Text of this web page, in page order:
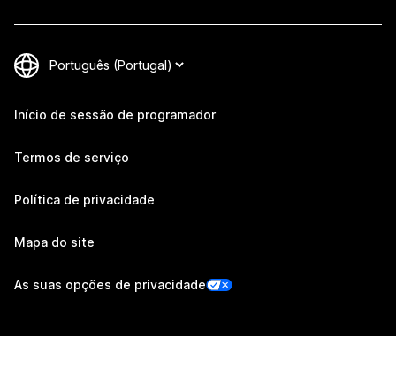
Início de sessão de programador
Termos de serviço
Política de privacidade
Mapa do site
As suas opções de privacidade